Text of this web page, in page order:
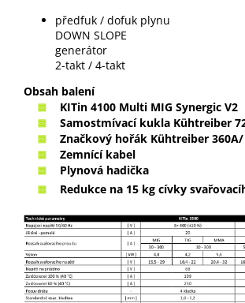
předfuk / dofuk plynu
DOWN SLOPE
generátor
2-takt / 4-takt
Obsah balení
KITin 4100 Multi MIG Synergic V2
Samostmívací kukla Kühtreiber
Značkový hořák Kühtreiber
Zemnící kabel
Plynová hadička
Redukce na 15 kg cívky